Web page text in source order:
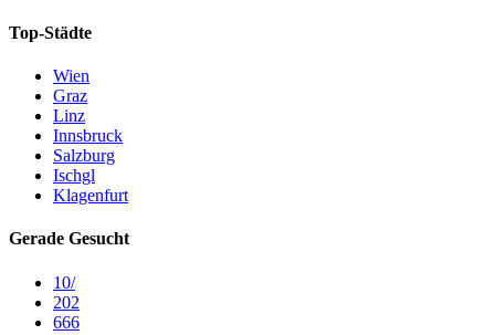
Top-Städte
Wien
Graz
Linz
Innsbruck
Salzburg
Ischgl
Klagenfurt
Gerade Gesucht
10/
202
666